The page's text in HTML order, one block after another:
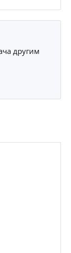
другим